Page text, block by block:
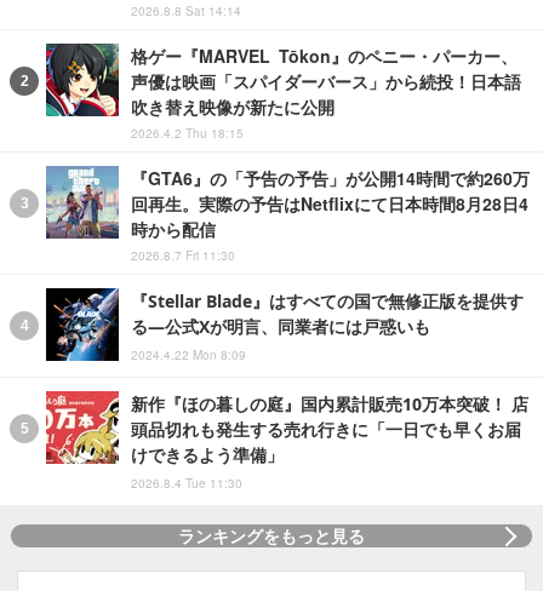
2026.8.8 Sat 14:14
格ゲー『MARVEL Tōkon』のペニー・パーカー、
声優は映画「スパイダーバース」から続投！日本語
吹き替え映像が新たに公開
2026.4.2 Thu 18:15
『GTA6』の「予告の予告」が公開14時間で約260万
回再生。実際の予告はNetflixにて日本時間8月28日4
時から配信
2026.8.7 Fri 11:30
『Stellar Blade』はすべての国で無修正版を提供す
る―公式Xが明言、同業者には戸惑いも
2024.4.22 Mon 8:09
新作『ほの暮しの庭』国内累計販売10万本突破！ 店
頭品切れも発生する売れ行きに「一日でも早くお届
けできるよう準備」
2026.8.4 Tue 11:30
ランキングをもっと見る